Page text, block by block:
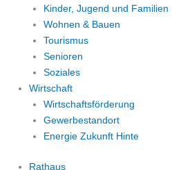
Kinder, Jugend und Familien
Wohnen & Bauen
Tourismus
Senioren
Soziales
Wirtschaft
Wirtschaftsförderung
Gewerbestandort
Energie Zukunft Hinte
Rathaus